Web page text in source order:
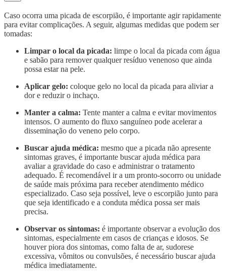
Caso ocorra uma picada de escorpião, é importante agir rapidamente
para evitar complicações. A seguir, algumas medidas que podem ser
tomadas:
Limpar o local da picada: limpe o local da picada com água
e sabão para remover qualquer resíduo venenoso que ainda
possa estar na pele.
Aplicar gelo: coloque gelo no local da picada para aliviar a
dor e reduzir o inchaço.
Manter a calma: Tente manter a calma e evitar movimentos
intensos. O aumento do fluxo sanguíneo pode acelerar a
disseminação do veneno pelo corpo.
Buscar ajuda médica: mesmo que a picada não apresente
sintomas graves, é importante buscar ajuda médica para
avaliar a gravidade do caso e administrar o tratamento
adequado. É recomendável ir a um pronto-socorro ou unidade
de saúde mais próxima para receber atendimento médico
especializado. Caso seja possível, leve o escorpião junto para
que seja identificado e a conduta médica possa ser mais
precisa.
Observar os sintomas: é importante observar a evolução dos
sintomas, especialmente em casos de crianças e idosos. Se
houver piora dos sintomas, como falta de ar, sudorese
excessiva, vômitos ou convulsões, é necessário buscar ajuda
médica imediatamente.